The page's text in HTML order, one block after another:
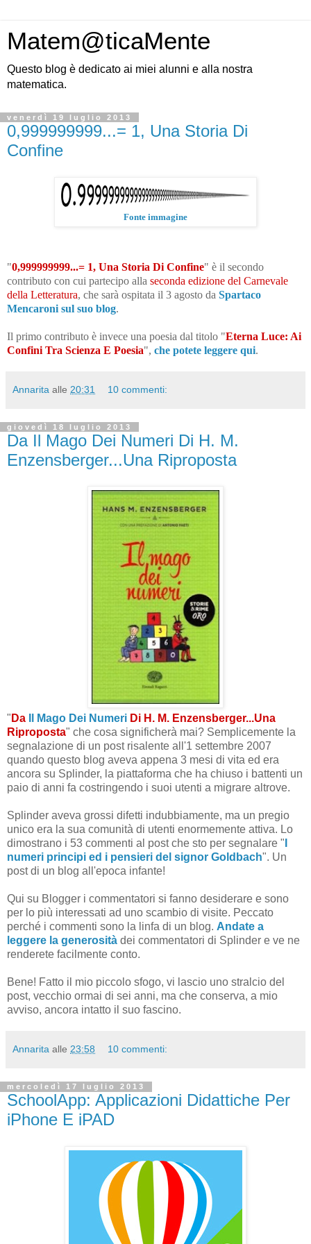
Matem@ticaMente
Questo blog è dedicato ai miei alunni e alla nostra
matematica.
venerdì 19 luglio 2013
0,999999999...= 1, Una Storia Di
Confine
Fonte immagine
"0,999999999...= 1, Una Storia Di Confine" è il secondo
contributo con cui partecipo alla seconda edizione del Carnevale
della Letteratura, che sarà ospitata il 3 agosto da Spartaco
Mencaroni sul suo blog.
Il primo contributo è invece una poesia dal titolo "Eterna Luce: Ai
Confini Tra Scienza E Poesia", che potete leggere qui.
Annarita alle 20:31 10 commenti:
giovedì 18 luglio 2013
Da Il Mago Dei Numeri Di H. M.
Enzensberger...Una Riproposta
" Da Il Mago Dei Numeri Di H. M. Enzensberger...Una
Riproposta" che cosa significherà mai? Semplicemente la
segnalazione di un post risalente all'1 settembre 2007
quando questo blog aveva appena 3 mesi di vita ed era
ancora su Splinder, la piattaforma che ha chiuso i battenti un
paio di anni fa costringendo i suoi utenti a migrare altrove.
Splinder aveva grossi difetti indubbiamente, ma un pregio
unico era la sua comunità di utenti enormemente attiva. Lo
dimostrano i 53 commenti al post che sto per segnalare "
numeri principi ed i pensieri del signor Goldbach". Un
post di un blog all'epoca infante!
Qui su Blogger i commentatori si fanno desiderare e sono
per lo più interessati ad uno scambio di visite. Peccato
perché i commenti sono la linfa di un blog. Andate a
leggere la generosità dei commentatori di Splinder e ve ne
renderete facilmente conto.
Bene! Fatto il mio piccolo sfogo, vi lascio uno stralcio del
post, vecchio ormai di sei anni, ma che conserva, a mio
avviso, ancora intatto il suo fascino.
Annarita alle 23:58 10 commenti:
mercoledì 17 luglio 2013
SchoolApp: Applicazioni Didattiche Per
iPhone E iPAD